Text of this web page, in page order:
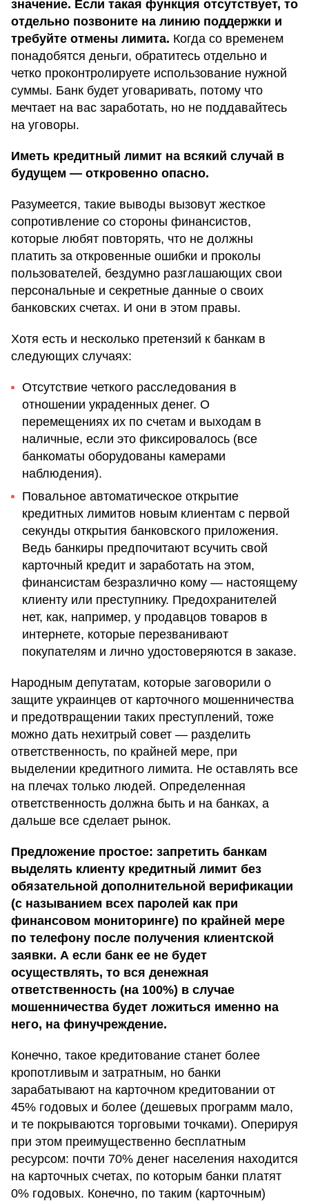
значение. Если такая функция отсутствует, то
отдельно позвоните на линию поддержки и
требуйте отмены лимита. Когда со временем
понадобятся деньги, обратитесь отдельно и
четко проконтролируете использование нужной
суммы. Банк будет уговаривать, потому что
мечтает на вас заработать, но не поддавайтесь
на уговоры.
Иметь кредитный лимит на всякий случай в
будущем — откровенно опасно.
Разумеется, такие выводы вызовут жесткое
сопротивление со стороны финансистов,
которые любят повторять, что не должны
платить за откровенные ошибки и проколы
пользователей, бездумно разглашающих свои
персональные и секретные данные о своих
банковских счетах. И они в этом правы.
Хотя есть и несколько претензий к банкам в
следующих случаях:
Отсутствие четкого расследования в
отношении украденных денег. О
перемещениях их по счетам и выходам в
наличные, если это фиксировалось (все
банкоматы оборудованы камерами
наблюдения).
Повальное автоматическое открытие
кредитных лимитов новым клиентам с первой
секунды открытия банковского приложения.
Ведь банкиры предпочитают всучить свой
карточный кредит и заработать на этом,
финансистам безразлично кому — настоящему
клиенту или преступнику. Предохранителей
нет, как, например, у продавцов товаров в
интернете, которые перезванивают
покупателям и лично удостоверяются в заказе.
Народным депутатам, которые заговорили о
защите украинцев от карточного мошенничества
и предотвращении таких преступлений, тоже
можно дать нехитрый совет — разделить
ответственность, по крайней мере, при
выделении кредитного лимита. Не оставлять все
на плечах только людей. Определенная
ответственность должна быть и на банках, а
дальше все сделает рынок.
Предложение простое: запретить банкам
выделять клиенту кредитный лимит без
обязательной дополнительной верификации
(с называнием всех паролей как при
финансовом мониторинге) по крайней мере
по телефону после получения клиентской
заявки. А если банк ее не будет
осуществлять, то вся денежная
ответственность (на 100%) в случае
мошенничества будет ложиться именно на
него, на финучреждение.
Конечно, такое кредитование станет более
кропотливым и затратным, но банки
зарабатывают на карточном кредитовании от
45% годовых и более (дешевых программ мало,
и те покрываются торговыми точками). Оперируя
при этом преимущественно бесплатным
ресурсом: почти 70% денег населения находится
на карточных счетах, по которым банки платят
0% годовых. Конечно, по таким (карточным)